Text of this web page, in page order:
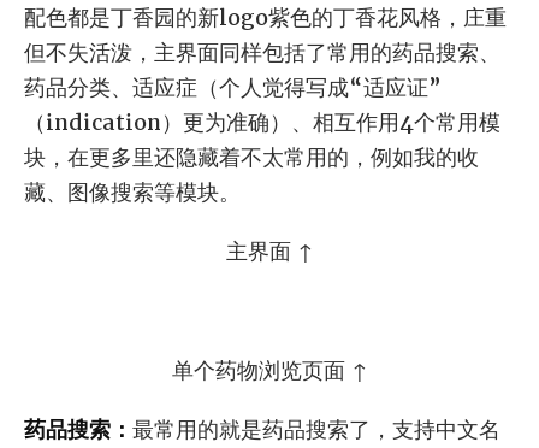
配色都是丁香园的新logo紫色的丁香花风格，庄重
但不失活泼，主界面同样包括了常用的药品搜索、
药品分类、适应症（个人觉得写成“适应证”
（indication）更为准确）、相互作用4个常用模
块，在更多里还隐藏着不太常用的，例如我的收
藏、图像搜索等模块。
主界面 ↑
单个药物浏览页面 ↑
药品搜索： 最常用的就是药品搜索了，支持中文名